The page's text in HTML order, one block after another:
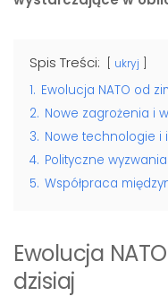
Spis Treści: ukryj
1. Ewolucja NATO od
2. Nowe zagrożenia i
3. Nowe technologie i
4. Polityczne
5. Współpraca
Ewolucja
dzisiaj